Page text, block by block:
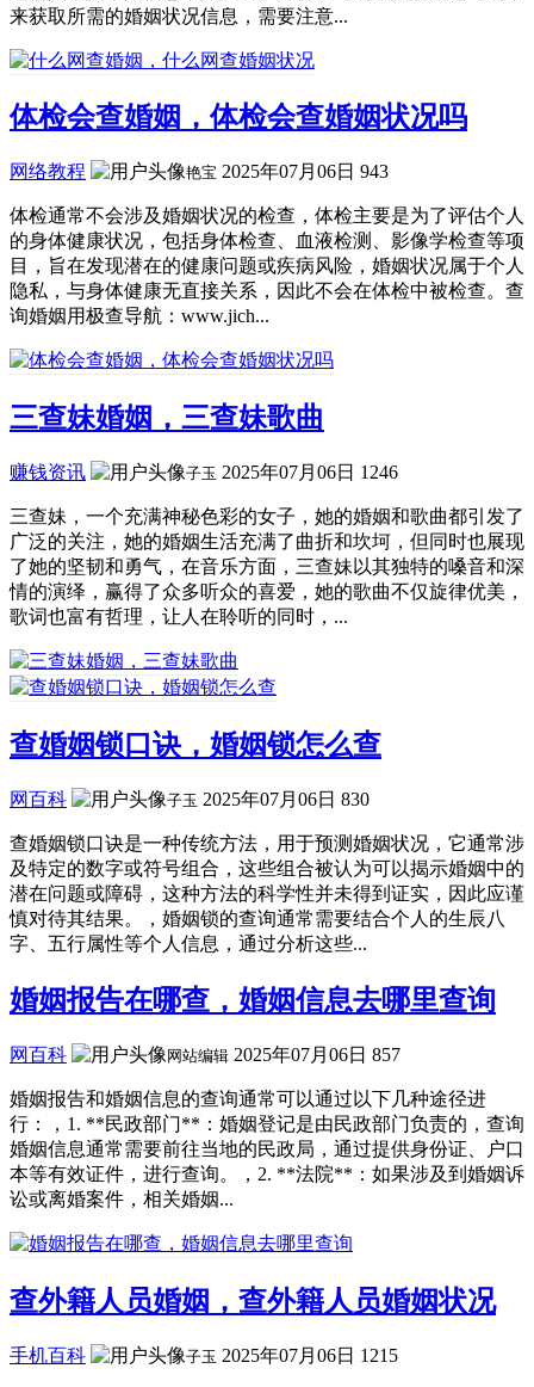
来获取所需的婚姻状况信息，需要注意...
体检会查婚姻，体检会查婚姻状况吗
网络教程 艳宝 2025年07月06日 943
体检通常不会涉及婚姻状况的检查，体检主要是为了评估个人
的身体健康状况，包括身体检查、血液检测、影像学检查等项
目，旨在发现潜在的健康问题或疾病风险，婚姻状况属于个人
隐私，与身体健康无直接关系，因此不会在体检中被检查。查
询婚姻用极查导航：www.jich...
三查妹婚姻，三查妹歌曲
赚钱资讯 子玉 2025年07月06日 1246
三查妹，一个充满神秘色彩的女子，她的婚姻和歌曲都引发了
广泛的关注，她的婚姻生活充满了曲折和坎坷，但同时也展现
了她的坚韧和勇气，在音乐方面，三查妹以其独特的嗓音和深
情的演绎，赢得了众多听众的喜爱，她的歌曲不仅旋律优美，
歌词也富有哲理，让人在聆听的同时，...
查婚姻锁口诀，婚姻锁怎么查
网百科 子玉 2025年07月06日 830
查婚姻锁口诀是一种传统方法，用于预测婚姻状况，它通常涉
及特定的数字或符号组合，这些组合被认为可以揭示婚姻中的
潜在问题或障碍，这种方法的科学性并未得到证实，因此应谨
慎对待其结果。，婚姻锁的查询通常需要结合个人的生辰八
字、五行属性等个人信息，通过分析这些...
婚姻报告在哪查，婚姻信息去哪里查询
网百科 网站编辑 2025年07月06日 857
婚姻报告和婚姻信息的查询通常可以通过以下几种途径进
行：，1. **民政部门**：婚姻登记是由民政部门负责的，查询
婚姻信息通常需要前往当地的民政局，通过提供身份证、户口
本等有效证件，进行查询。，2. **法院**：如果涉及到婚姻诉
讼或离婚案件，相关婚姻...
查外籍人员婚姻，查外籍人员婚姻状况
手机百科 子玉 2025年07月06日 1215